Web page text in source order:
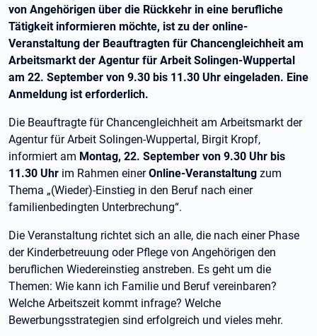
von Angehörigen über die Rückkehr in eine berufliche
Tätigkeit informieren möchte, ist zu der online-
Veranstaltung der Beauftragten für Chancengleichheit am
Arbeitsmarkt der Agentur für Arbeit Solingen-Wuppertal
am 22. September von 9.30 bis 11.30 Uhr eingeladen. Eine
Anmeldung ist erforderlich.
Die Beauftragte für Chancengleichheit am Arbeitsmarkt der
Agentur für Arbeit Solingen-Wuppertal, Birgit Kropf,
informiert am Montag, 22. September von 9.30 Uhr bis
11.30 Uhr im Rahmen einerOnline-Veranstaltung zum
Thema „(Wieder)-Einstieg in den Beruf nach einer
familienbedingten Unterbrechung“.
Die Veranstaltung richtet sich an alle, die nach einer Phase
der Kinderbetreuung oder Pflege von Angehörigen den
beruflichen Wiedereinstieg anstreben. Es geht um die
Themen: Wie kann ich Familie und Beruf vereinbaren?
Welche Arbeitszeit kommt infrage? Welche
Bewerbungsstrategien sind erfolgreich und vieles mehr.